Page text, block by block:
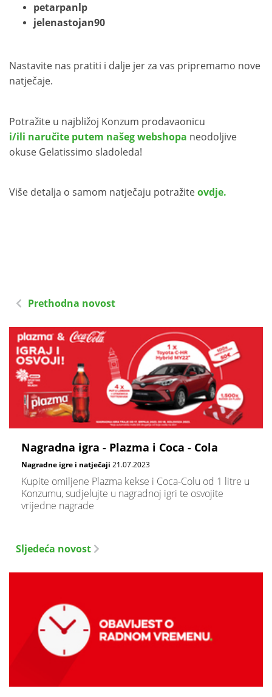
petarpanlp
jelenastojan90
Nastavite nas pratiti i dalje jer za vas pripremamo nove
natječaje.
Potražite u najbližoj Konzum prodavaonicu
i/ili naručite putem našeg webshopa neodoljive
okuse Gelatissimo sladoleda!
Više detalja o samom natječaju potražiteovdje.
Prethodna novost
Nagradna igra - Plazma i Coca - Cola
Nagradne igre i natječaji 21.07.2023
Kupite omiljene Plazma kekse i Coca-Colu od 1 litre u
Konzumu, sudjelujte u nagradnoj igri te osvojite
vrijedne nagrade
Sljedeća novost